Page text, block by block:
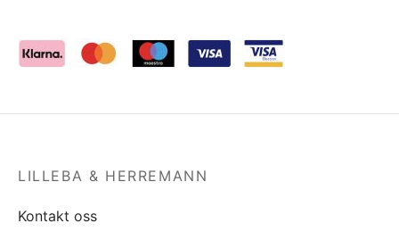
LILLEBA & HERREMANN
Kontakt oss